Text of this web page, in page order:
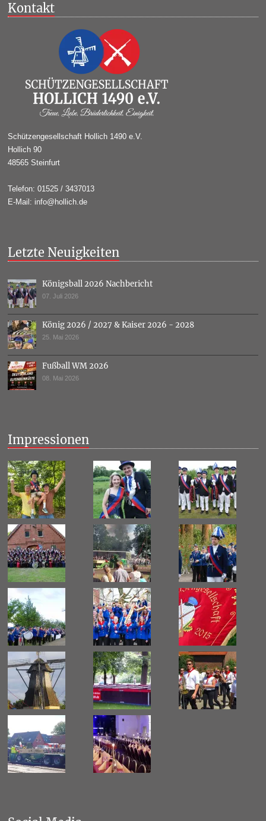
Kontakt
Schützengesellschaft Hollich 1490 e.V.
Hollich 90
48565 Steinfurt
Telefon: 01525 / 3437013
E-Mail: info@hollich.de
Letzte Neuigkeiten
Königsball 2026 Nachbericht
07. Juli 2026
König 2026 / 2027 & Kaiser 2026 - 2028
25. Mai 2026
Fußball WM 2026
08. Mai 2026
Impressionen